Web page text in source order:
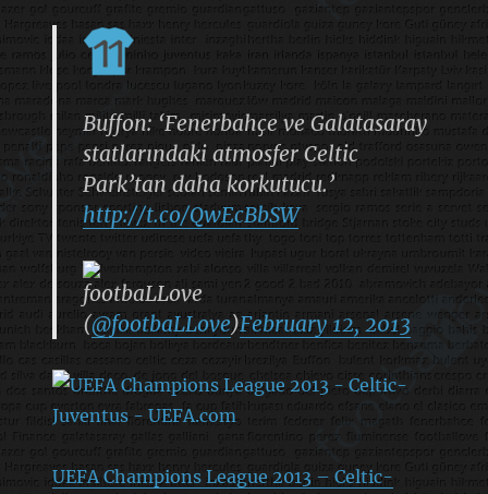
Buffon: ‘Fenerbahçe ve Galatasaray
statlarındaki atmosfer Celtic
Park’tan daha korkutucu.’
http://t.co/QwEcBbSW
footbaLLove
(@footbaLLove)February 12, 2013
UEFA Champions League 2013 – Celtic-